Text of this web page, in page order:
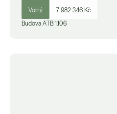
Volný 7 982 346 Kč
Budova ATB 1.106